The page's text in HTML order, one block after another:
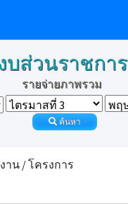
บส่วนราชการ
รายจ่ายภาพรวม
ค้นหา
าน / โครงการ